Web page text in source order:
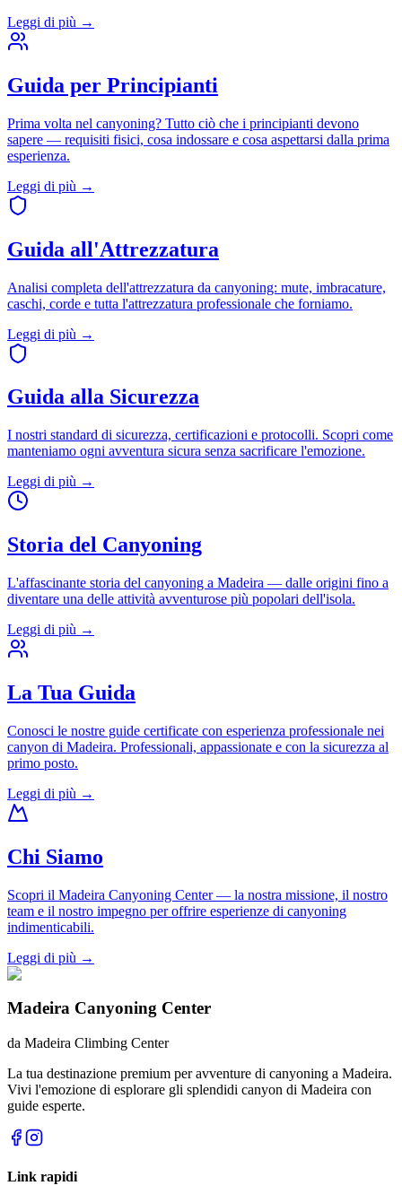
Leggi di più →
Guida per Principianti
Prima volta nel canyoning? Tutto ciò che i principianti devono
sapere — requisiti fisici, cosa indossare e cosa aspettarsi dalla prima
esperienza.
Leggi di più →
Guida all'Attrezzatura
Analisi completa dell'attrezzatura da canyoning: mute, imbracature,
caschi, corde e tutta l'attrezzatura professionale che forniamo.
Leggi di più →
Guida alla Sicurezza
I nostri standard di sicurezza, certificazioni e protocolli. Scopri come
manteniamo ogni avventura sicura senza sacrificare l'emozione.
Leggi di più →
Storia del Canyoning
L'affascinante storia del canyoning a Madeira — dalle origini fino a
diventare una delle attività avventurose più popolari dell'isola.
Leggi di più →
La Tua Guida
Conosci le nostre guide certificate con esperienza professionale nei
canyon di Madeira. Professionali, appassionate e con la sicurezza al
primo posto.
Leggi di più →
Chi Siamo
Scopri il Madeira Canyoning Center — la nostra missione, il nostro
team e il nostro impegno per offrire esperienze di canyoning
indimenticabili.
Leggi di più →
Madeira Canyoning Center
da Madeira Climbing Center
La tua destinazione premium per avventure di canyoning a Madeira.
Vivi l'emozione di esplorare gli splendidi canyon di Madeira con
guide esperte.
Link rapidi